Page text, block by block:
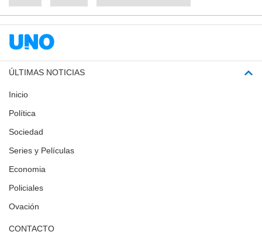
ÚLTIMAS NOTICIAS
Inicio
Política
Sociedad
Series y Películas
Economia
Policiales
Ovación
CONTACTO